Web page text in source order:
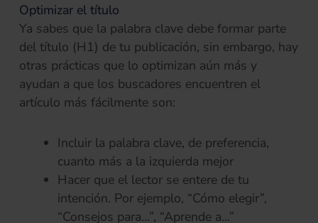
Optimizar el título
Ya sabes que la palabra clave debe formar parte
del título (H1) de tu publicación, sin embargo, hay
otras prácticas que lo optimizan aún más y
ayudan a que los buscadores encuentren el
artículo más fácilmente son:
Incluir la palabra clave, de preferencia,
cuanto más a la izquierda mejor
Hacer que el lector se entere de tu
intención. Por ejemplo, “Cómo elegir”,
“Consejos para…”, “Aprende a…”